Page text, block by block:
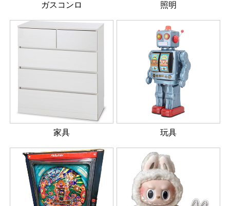
ガスコンロ 照明
家具 玩具